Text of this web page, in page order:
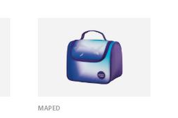
MAPED